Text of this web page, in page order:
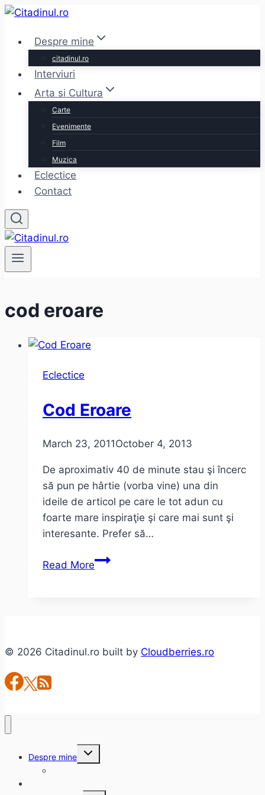
Skip
contentDespre mine
citadinul.ro
Interviuri
Arta si Cultura
Carte
Evenimente
Film
Muzica
Eclectice
Contact
cod eroare
Eclectice
Cod Eroare
March 23, 2011October 4, 2013
De aproximativ 40 de minute stau şi încerc
să pun pe hârtie (vorba vine) una din
ideile de articol pe care le tot adun cu
foarte mare inspiraţie şi care mai sunt şi
interesante. Prefer să…
Read MoreCod
© 2026 Citadinul.ro built by Cloudberries.ro
Despre mine
Toggle